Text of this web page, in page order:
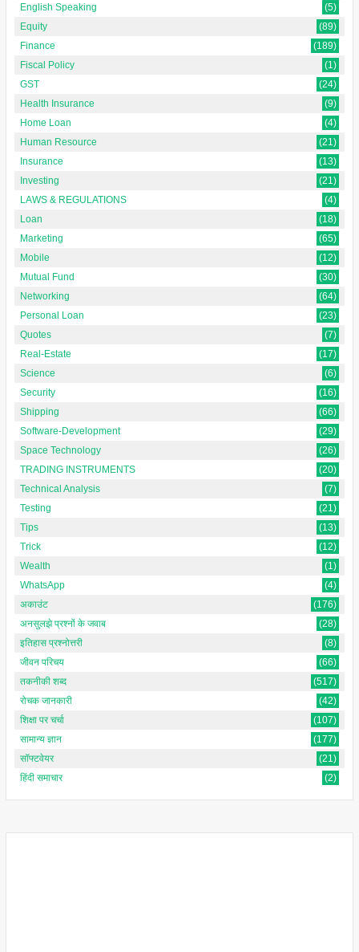
English Speaking
(5)
Equity
(89)
Finance
(189)
Fiscal Policy
(1)
GST
(24)
Health Insurance
(9)
Home Loan
(4)
Human Resource
(21)
Insurance
(13)
Investing
(21)
LAWS & REGULATIONS
(4)
Loan
(18)
Marketing
(65)
Mobile
(12)
Mutual Fund
(30)
Networking
(64)
Personal Loan
(23)
Quotes
(7)
Real-Estate
(17)
Science
(6)
Security
(16)
Shipping
(66)
Software-Development
(29)
Space Technology
(26)
TRADING INSTRUMENTS
(20)
Technical Analysis
(7)
Testing
(21)
Tips
(13)
Trick
(12)
Wealth
(1)
WhatsApp
(4)
अकाउंट
(176)
अनसुलझे प्रश्नों के जवाब
(28)
इतिहास प्रश्नोत्तरी
(8)
जीवन परिचय
(66)
तकनीकी शब्द
(517)
रोचक जानकारी
(42)
शिक्षा पर चर्चा
(107)
सामान्य ज्ञान
(177)
सॉफ्टवेयर
(21)
हिंदी समाचार
(2)